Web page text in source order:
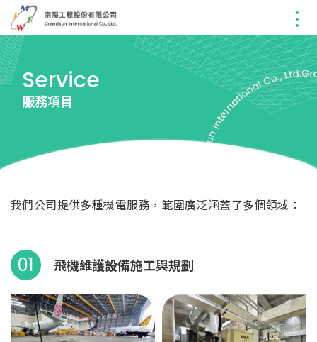
Service
服務項目
我們公司提供多種機電服務，範圍廣泛涵蓋了多個領域：
01 飛機維護設備施工與規劃